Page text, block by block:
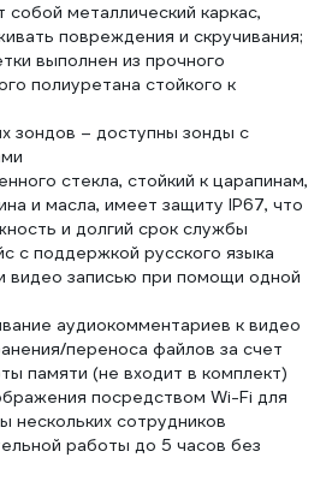
собой металлический каркас,
повреждения и скручивания;
выполнен из прочного
полиуретана стойкого к
зондов – доступны зонды с
стекла, стойкий к царапинам,
и масла, имеет защиту IP67, что
и долгий срок службы
с поддержкой русского языка
видео записью при помощи одной
аудиокомментариев к видео
переноса файлов за счет
памяти (не входит в комплект)
посредством Wi-Fi для
нескольких сотрудников
работы до 5 часов без